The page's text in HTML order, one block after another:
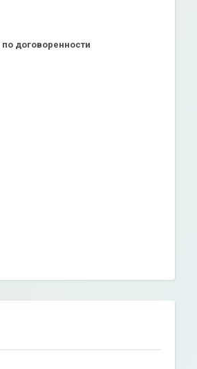
по договоренности